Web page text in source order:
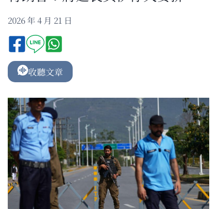
2026 年 4 月 21 日
收聽文章